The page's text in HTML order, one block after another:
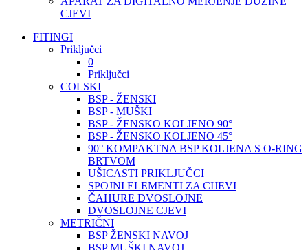
CJEVI
FITINGI
Priključci
0
Priključci
COLSKI
BSP - ŽENSKI
BSP - MUŠKI
BSP - ŽENSKO KOLJENO 90°
BSP - ŽENSKO KOLJENO 45°
90° KOMPAKTNA BSP KOLJENA S O-RING
BRTVOM
UŠICASTI PRIKLJUČCI
SPOJNI ELEMENTI ZA CIJEVI
ČAHURE DVOSLOJNE
DVOSLOJNE CJEVI
METRIČNI
BSP ŽENSKI NAVOJ
BSP MUŠKI NAVOJ